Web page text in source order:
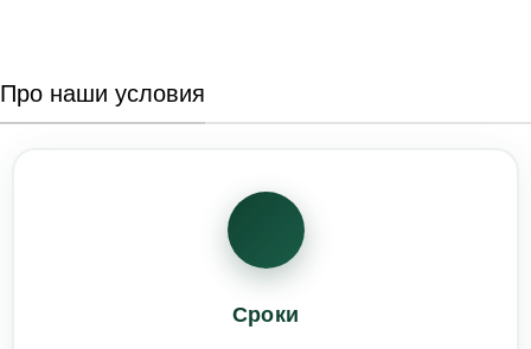
Про наши условия
Сроки